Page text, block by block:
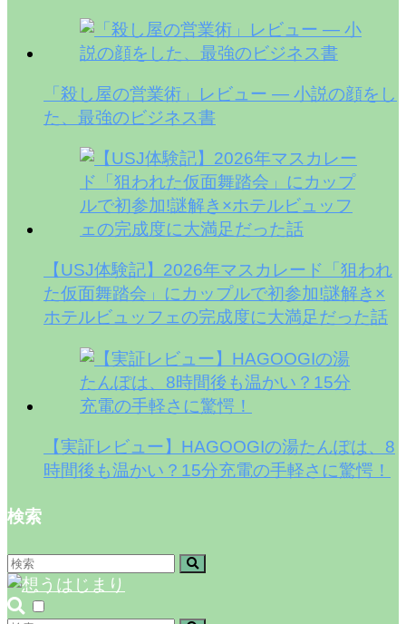
「殺し屋の営業術」レビュー — 小説の顔をし
た、最強のビジネス書
【USJ体験記】2026年マスカレード「狙われ
た仮面舞踏会」にカップルで初参加!謎解き×
ホテルビュッフェの完成度に大満足だった話
【実証レビュー】HAGOOGIの湯たんぽは、8
時間後も温かい？15分充電の手軽さに驚愕！
検索